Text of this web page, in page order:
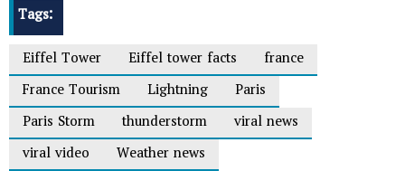
Tags:
Eiffel Tower
Eiffel tower facts
france
France Tourism
Lightning
Paris
Paris Storm
thunderstorm
viral news
viral video
Weather news